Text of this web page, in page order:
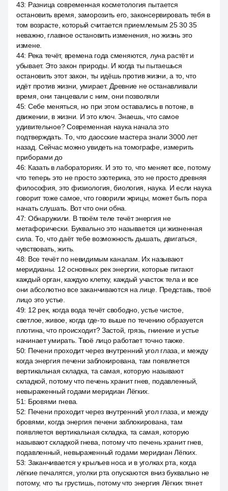
43: Разница современная косметология пытается
остановить время, заморозить его, законсервировать тебя в
том возрасте, который считается приемлемым 25 30 35
неважно, главное остановить изменения, но жизнь это
измене.
44: Река течёт, времена года сменяются, луна растёт и
убывает. Это закон природы. И когда ты пытаешься
остановить этот закон, ты идёшь против жизни, а то, что
идёт против жизни, умирает. Древние не останавливали
время, они танцевали с ним, они позволяли
45: Себе меняться, но при этом оставались в потоке, в
движении, в жизни. И это ключ. Знаешь, что самое
удивительное? Современная наука начала это
подтверждать. То, что даосские мастера знали 3000 лет
назад. Сейчас можно увидеть на томографе, измерить
приборами до
46: Казать в лабораториях. И это то, что меняет все, потому
что теперь это не просто эзотерика, это не просто древняя
философия, это физиология, биология, наука. И если наука
говорит тоже самое, что говорили жрицы, может быть пора
начать слушать. Вот что они обна.
47: Обнаружили. В твоём теле течёт энергия не
метафорически. Буквально это называется ци жизненная
сила. То, что даёт тебе возможность дышать, двигаться,
чувствовать, жить.
48: Все течёт по невидимым каналам. Их называют
меридианы. 12 основных рек энергии, которые питают
каждый орган, каждую клетку, каждый участок тела и все
они абсолютно все заканчиваются на лице. Представь, твоё
лицо это устье.
49: 12 рек, когда вода течёт свободно, устье чистое,
светлое, живое, когда где-то выше по течению образуется
плотина, что происходит? Застой, грязь, гниение и устье
начинает умирать. Твоё лицо работает точно также.
50: Печени проходит через внутренний угол глаза, и между
когда энергия печени заблокирована, там появляется
вертикальная складка, та самая, которую называют
складкой, потому что печень хранит гнев, подавленный,
невыраженный годами меридиан Лёгких.
51: Бровями гнева.
52: Печени проходит через внутренний угол глаза, и между
бровями, когда энергия печени заблокирована, там
появляется вертикальная складка, та самая, которую
называют складкой гнева, потому что печень хранит гнев,
подавленный, невыраженный годами меридиан Лёгких.
53: Заканчивается у крыльев носа и в уголках рта, когда
лёгкие печалятся, уголки рта опускаются вниз буквально не
потому, что ты грустишь, потому что энергия Лёгких тянет